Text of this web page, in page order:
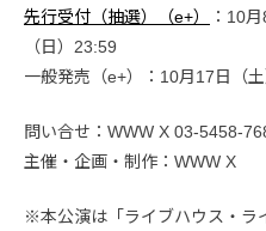
先行受付（抽選）（e+）
：10
（日）23:59
一般発売（e+）：10月17日（
問い合せ：WWW X 03-5458-
主催・企画・制作：WWW X
※本公演は「ライブハウス・ラ